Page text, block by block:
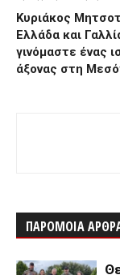
Κυριάκος
Ελλάδα και
γινόμαστε ένας
άξονας στη
ΠΑΡΟΜΟΙΑ